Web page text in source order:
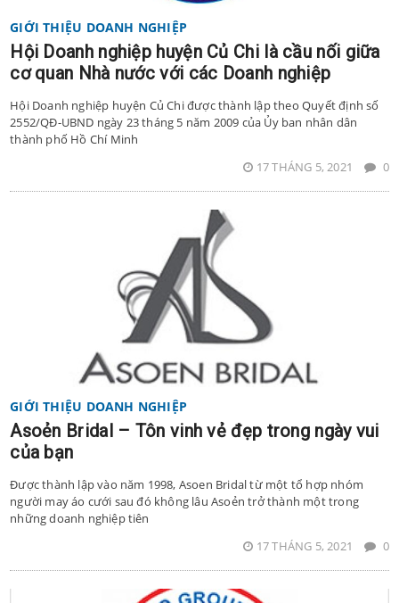
GIỚI THIỆU DOANH NGHIỆP
Hội Doanh nghiệp huyện Củ Chi là cầu nối giữa
cơ quan Nhà nước với các Doanh nghiệp
Hội Doanh nghiệp huyện Củ Chi được thành lập theo Quyết định số
2552/QĐ-UBND ngày 23 tháng 5 năm 2009 của Ủy ban nhân dân
thành phố Hồ Chí Minh
17 THÁNG 5, 2021
0
GIỚI THIỆU DOANH NGHIỆP
Asoẻn Bridal – Tôn vinh vẻ đẹp trong ngày vui
của bạn
Được thành lập vào năm 1998, Asoen Bridal từ một tổ hợp nhóm
người may áo cưới sau đó không lâu Asoẻn trở thành một trong
những doanh nghiệp tiên
17 THÁNG 5, 2021
0